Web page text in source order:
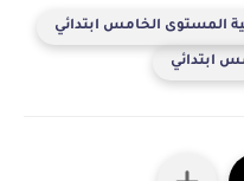
المستوى الخامس ابتدائي
ابتدائي